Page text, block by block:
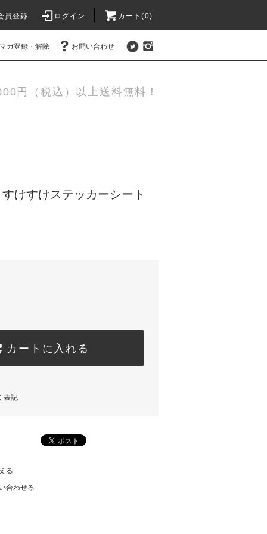
員登録 ログイン カート(0)
ガ登録・解除 お問い合わせ
円（税込）以上送料無料！
けすけステッカーシート
カートに入れる
表記
る
合わせる